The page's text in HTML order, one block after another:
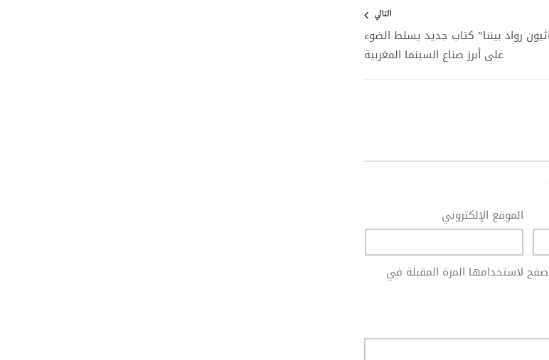
التالي
رواد بيننا” كتاب جديد يسلط الضوء
على أبرز صناع السينما المغربية
الموقع الإلكتروني
لاستخدامها المرة المقبلة في